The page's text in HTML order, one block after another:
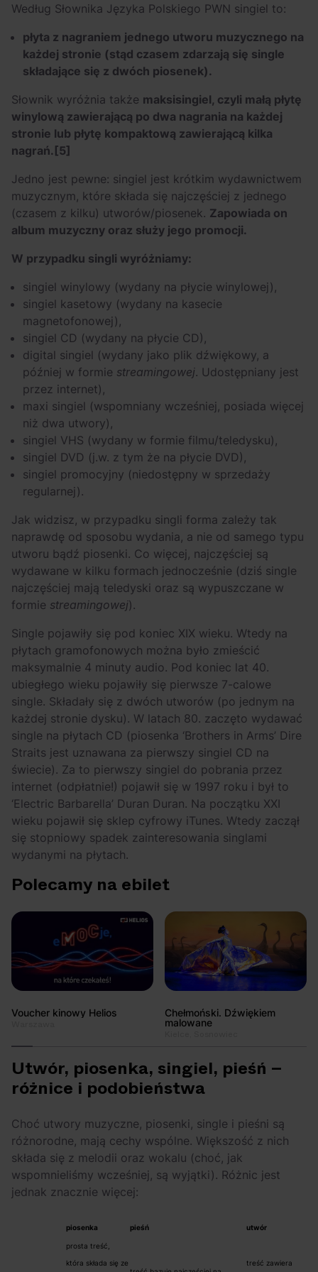
Według Słownika Języka Polskiego PWN singiel to:
płyta z nagraniem jednego utworu muzycznego na
każdej stronie (stąd czasem zdarzają się single
składające się z dwóch piosenek).
Słownik wyróżnia także maksisingiel, czyli małą płytę
winylową zawierającą po dwa nagrania na każdej
stronie lub płytę kompaktową zawierającą kilka
nagrań.[5]
Jedno jest pewne: singiel jest krótkim wydawnictwem
muzycznym, które składa się najczęściej z jednego
(czasem z kilku) utworów/piosenek. Zapowiada on
album muzyczny oraz służy jego promocji.
W przypadku singli wyróżniamy:
singiel winylowy (wydany na płycie winylowej),
singiel kasetowy (wydany na kasecie
magnetofonowej),
singiel CD (wydany na płycie CD),
digital singiel (wydany jako plik dźwiękowy, a
później w formie streamingowej. Udostępniany jest
przez internet),
maxi singiel (wspomniany wcześniej, posiada więcej
niż dwa utwory),
singiel VHS (wydany w formie filmu/teledysku),
singiel DVD (j.w. z tym że na płycie DVD),
singiel promocyjny (niedostępny w sprzedaży
regularnej).
Jak widzisz, w przypadku singli forma zależy tak
naprawdę od sposobu wydania, a nie od samego typu
utworu bądź piosenki. Co więcej, najczęściej są
wydawane w kilku formach jednocześnie (dziś single
najczęściej mają teledyski oraz są wypuszczane w
formie streamingowej).
Single pojawiły się pod koniec XIX wieku. Wtedy na
płytach gramofonowych można było zmieścić
maksymalnie 4 minuty audio. Pod koniec lat 40.
ubiegłego wieku pojawiły się pierwsze 7-calowe
single. Składały się z dwóch utworów (po jednym na
każdej stronie dysku). W latach 80. zaczęto wydawać
single na płytach CD (piosenka ‘Brothers in Arms’ Dire
Straits jest uznawana za pierwszy singiel CD na
świecie). Za to pierwszy singiel do pobrania przez
internet (odpłatnie!) pojawił się w 1997 roku i był to
‘Electric Barbarella’ Duran Duran. Na początku XXI
wieku pojawił się sklep cyfrowy iTunes. Wtedy zaczął
się stopniowy spadek zainteresowania singlami
wydanymi na płytach.
Polecamy na ebilet
Voucher kinowy Helios
Chełmoński. Dźwiękiem
malowane
Utwór, piosenka, singiel, pieśń –
różnice i podobieństwa
Choć utwory muzyczne, piosenki, single i pieśni są
różnorodne, mają cechy wspólne. Większość z nich
składa się z melodii oraz wokalu (choć, jak
wspomnieliśmy wcześniej, są wyjątki). Różnic jest
jednak znacznie więcej:
piosenka pieśń utwór
prosta treść,
która składa się ze
treść zawiera